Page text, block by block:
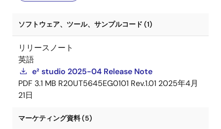
ソフトウェア、ツール、サンプルコード (1)
リリースノート
英語
e² studio 2025-04 Release Note
PDF 3.1 MB R20UT5645EG0101 Rev.1.01 2025年4月
21日
マーケティング資料 (5)